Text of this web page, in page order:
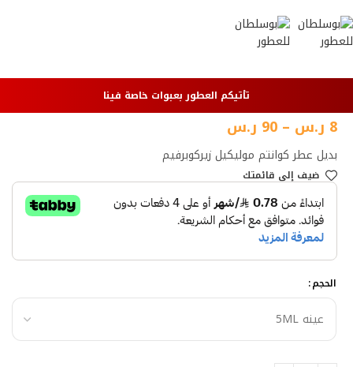
الأكثر مبيعا
تأتيكم العطور بعبوات خاصة فينا
بديل عطر كوانتم موليكيل زيركوبرفيم
8 ر.س –
90 ر.س
ضيف إلي قائمتك
الحجم